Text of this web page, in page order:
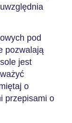
pod
pozwalają
jest
o
przepisami o